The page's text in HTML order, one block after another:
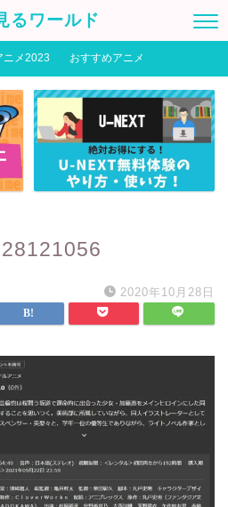
るワールド
ニメ2023 おすすめアニメ
2020年10月28日